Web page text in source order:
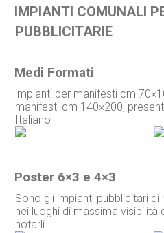
IMPIANTI COMUNALI
PUBBLICITARIE
Medi Formati
impianti per manifesti cm
manifesti cm 140×200,
Italiano
Poster 6×3 e 4×3
Sono gli impianti pubblicitari
nei luoghi di massima visibilità
notarli.